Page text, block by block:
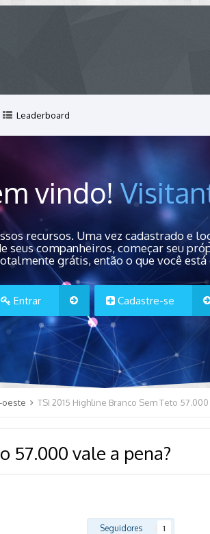
Leaderboard
vindo!
recursos. Uma vez cadastrado e
seus companheiros, começar seu
grátis, então o que você está
Entrar Cadastre-se
oeste TSI 2015 Highline Branco Sem Teto
57.000 vale a pena?
Seguidores 1